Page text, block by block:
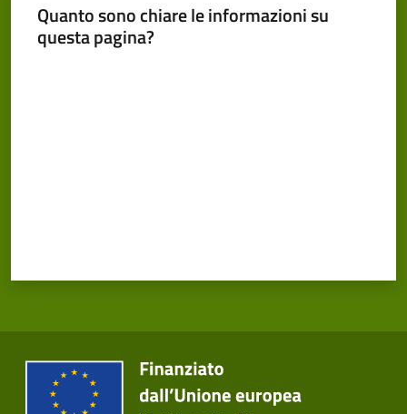
Quanto sono chiare le informazioni su
questa pagina?